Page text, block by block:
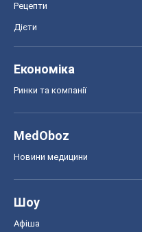
Рецепти
Дієти
Економіка
Ринки та компанії
MedOboz
Новини медицини
Шоу
Афіша